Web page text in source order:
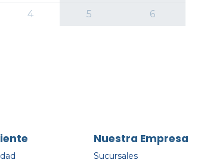
4 5 6
Nuestra Empresa
Sucursales